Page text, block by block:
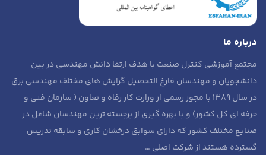
درباره ما
مجتمع آموزشی کنترل صنعت با هدف ارتقا دانش مهندسی در بین
دانشجویان و مهندسان فارغ التحصیل گرایش های مختلف مهندسی برق
در سال ۱۳۸۹ با مجوز رسمی از وزارت کار رفاه و تعاون ( سازمان فنی و
حرفه ای کل کشور) و با بهره گیری از برجسته ترین مهندسان شاغل در
صنایع مختلف کشور که دارای سوابق درخشان کاری و سابقه تدریس
گسترده هستند ازشرکت اصلی …